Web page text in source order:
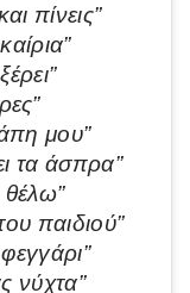
πίνεις”
μου”
τα άσπρα”
παιδιού”
νύχτα”